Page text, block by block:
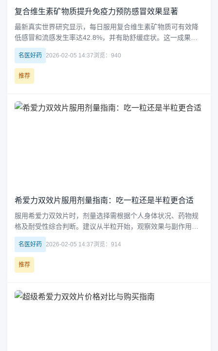
复合维生素矿物质提升免疫力预防感冒效果显著
最新真实世界研究显示，每日服用复合维生素矿物质可有效降
低感冒和流感发生率达42.8%，并有助舒缓症状。这一成果凸
显了营养补充在提升免疫力、预防疾病中的重要作用，为全民
健康管理提供了科学依据。
名医好药 2026-02-05 14:37浏览：940
推荐
希爱力双效片服用剂量指南：吃一粒还是半粒更合适
服用希爱力双效片时，剂量选择需根据个人身体状况、药物规
格及耐受性综合判断。建议从半粒开始，观察效果与副作用后
再调整。若症状较重且身体状况良好，可在医生指导下尝试一
粒。注意遵循医嘱，合理用药，确保安全有效。
名医好药 2026-02-05 14:37浏览：914
推荐